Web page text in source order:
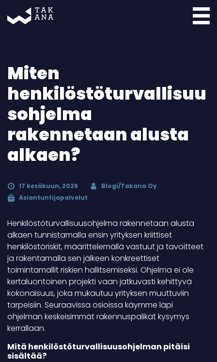
Miten
henkilöstöturvallisuu
sohjelma
rakennetaan alusta
alkaen?
17 kesäkuun, 2026
Blogi/Takana Oy
Asiantuntijapalvelut
Henkilöstöturvallisuusohjelma rakennetaan alusta
alkaen tunnistamalla ensin yrityksen kriittiset
henkilöstöriskit, määrittelemällä vastuut ja tavoitteet
ja rakentamalla sen jälkeen konkreettiset
toimintamallit riskien hallitsemiseksi. Ohjelma ei ole
kertaluontoinen projekti vaan jatkuvasti kehittyvä
kokonaisuus, joka mukautuu yrityksen muuttuviin
tarpeisiin. Seuraavissa osioissa käymme läpi
ohjelman keskeisimmät rakennuspalikat kysymys
kerrallaan.
Mitä henkilöstöturvallisuusohjelman pitäisi
sisältää?